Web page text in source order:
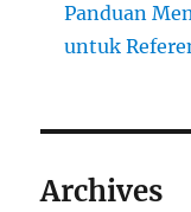
Panduan
untuk
Archives